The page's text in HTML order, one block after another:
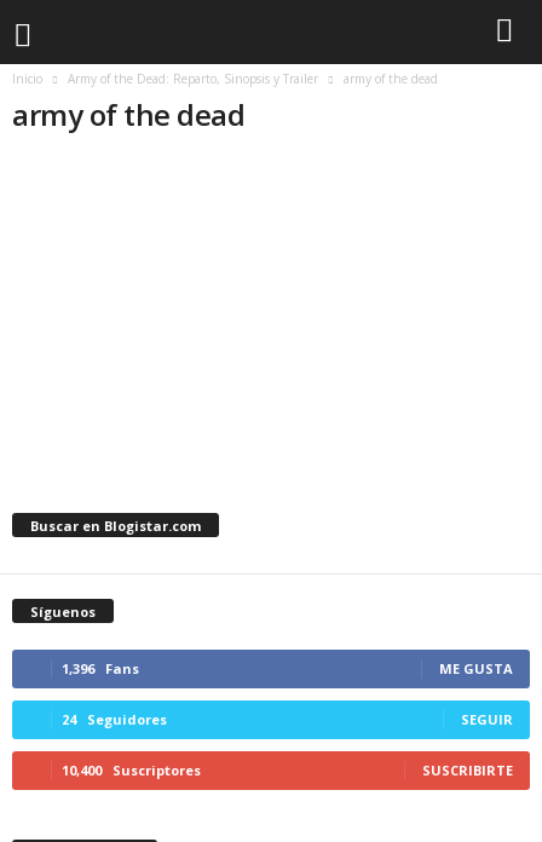
Inicio Army of the Dead: Reparto, Sinopsis y Trailer army of the dead
army of the dead
Buscar en Blogistar.com
Síguenos
1,396 Fans ME GUSTA
24 Seguidores SEGUIR
10,400 Suscriptores SUSCRIBIRTE